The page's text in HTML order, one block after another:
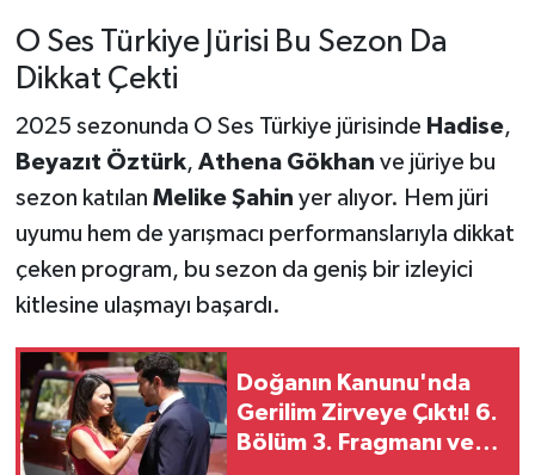
O Ses Türkiye Jürisi Bu Sezon Da
Dikkat Çekti
2025 sezonunda O Ses Türkiye jürisinde Hadise,
Beyazıt Öztürk, Athena Gökhan ve jüriye bu
sezon katılan Melike Şahin yer alıyor. Hem jüri
uyumu hem de yarışmacı performanslarıyla dikkat
çeken program, bu sezon da geniş bir izleyici
kitlesine ulaşmayı başardı.
Doğanın Kanunu'nda
Gerilim Zirveye Çıktı! 6.
Bölüm 3. Fragmanı ve